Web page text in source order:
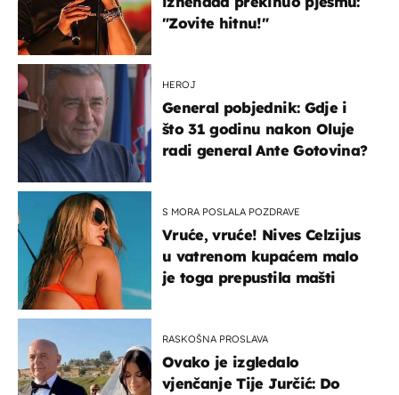
"Zovite hitnu!"
HEROJ
General pobjednik: Gdje i
što 31 godinu nakon Oluje
radi general Ante Gotovina?
S MORA POSLALA POZDRAVE
Vruće, vruće! Nives Celzijus
u vatrenom kupaćem malo
je toga prepustila mašti
RASKOŠNA PROSLAVA
Ovako je izgledalo
vjenčanje Tije Jurčić: Do